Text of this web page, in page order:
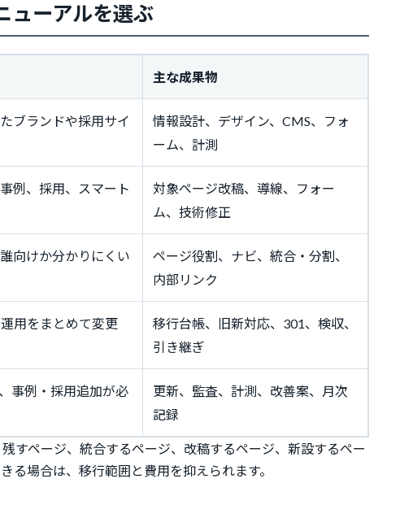
ューアルを選ぶ
主な成果物
ブランドや採用サイ
情報設計、デザイン、CMS、フォ
ーム、計測
例、採用、スマート
対象ページ改稿、導線、フォー
ム、技術修正
向けか分かりにくい
ページ役割、ナビ、統合・分割、
内部リンク
用をまとめて変更
移行台帳、旧新対応、301、検収、
引き継ぎ
事例・採用追加が必
更新、監査、計測、改善案、月次
記録
すページ、統合するページ、改稿するページ、新設するペー
る場合は、移行範囲と費用を抑えられます。